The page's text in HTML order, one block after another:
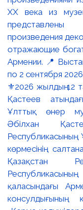
⚜️2026 жылдың 12
Қастеев
Ұлттық өнер
Әбілхан
көрмесінің
Қазақстан
қаласындағы
консулдығының